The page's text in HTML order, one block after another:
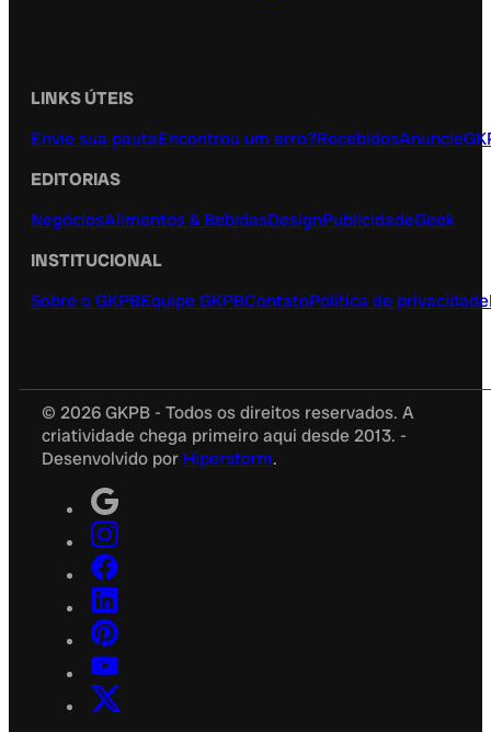
LINKS ÚTEIS
Envie sua pautaEncontrou um erro?RecebidosAnuncie
EDITORIAS
NegóciosAlimentos & BebidasDesignPublicidadeGeek
INSTITUCIONAL
Sobre o GKPBEquipe GKPBContatoPolítica de privacidade
© 2026 GKPB - Todos os direitos reservados. A
criatividade chega primeiro aqui desde 2013. -
Desenvolvido por Hiperstorm.